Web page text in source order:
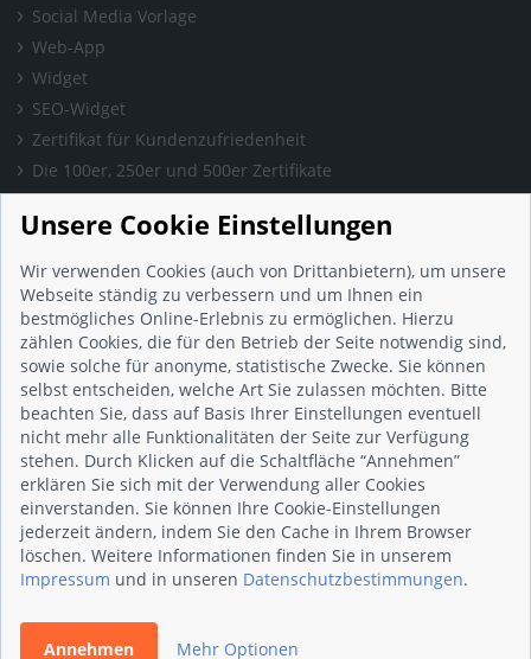
Social Media Vorlage
Web-App
Widget
SEO-Widget
Zertifikat für Kundenzufriedenheit
Die 100er, 250er und 500er Zertifikate
Presse & Wissen
Presse und Informationen
Blog
Häufig gestellte Fragen (FAQ)
Studie: Digitalisierungsbarometer
Initiative gegen Fake-Bewertungen
Kunden Informationen
Beratungsgespräch vereinbaren
Impressum
Datenschutz
AGB
Nutzungsbedingungen
Unsere Cookie Einstellungen
Wir verwenden Cookies (auch von Drittanbietern), um unsere
Webseite ständig zu verbessern und um Ihnen ein
bestmögliches Online-Erlebnis zu ermöglichen. Hierzu
zählen Cookies, die für den Betrieb der Seite notwendig sind,
sowie solche für anonyme, statistische Zwecke. Sie können
selbst entscheiden, welche Art Sie zulassen möchten. Bitte
beachten Sie, dass auf Basis Ihrer Einstellungen eventuell
nicht mehr alle Funktionalitäten der Seite zur Verfügung
stehen. Durch Klicken auf die Schaltfläche “Annehmen”
erklären Sie sich mit der Verwendung aller Cookies
einverstanden. Sie können Ihre Cookie-Einstellungen
jederzeit ändern, indem Sie den Cache in Ihrem Browser
löschen. Weitere Informationen finden Sie in unserem
Impressum und in unseren Datenschutzbestimmungen.
Annehmen Mehr Optionen